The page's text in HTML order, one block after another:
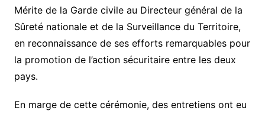
Mérite de la Garde civile au Directeur général de la
Sûreté nationale et de la Surveillance du Territoire,
en reconnaissance de ses efforts remarquables pour
la promotion de l’action sécuritaire entre les deux
pays.
En marge de cette cérémonie, des entretiens ont eu